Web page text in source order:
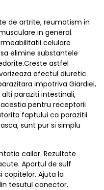
de artrite, reumatism in
in general.
celulare
elimine substantele
astfel
efectul diuretic.
impotriva Giardiei,
paraziti intestinali,
pentru receptorii
faptului ca parazitii
sunt pur si simplu
cailor. Rezultate
Aportul de sulf
copitelor. Ajuta la
tesutul conector.